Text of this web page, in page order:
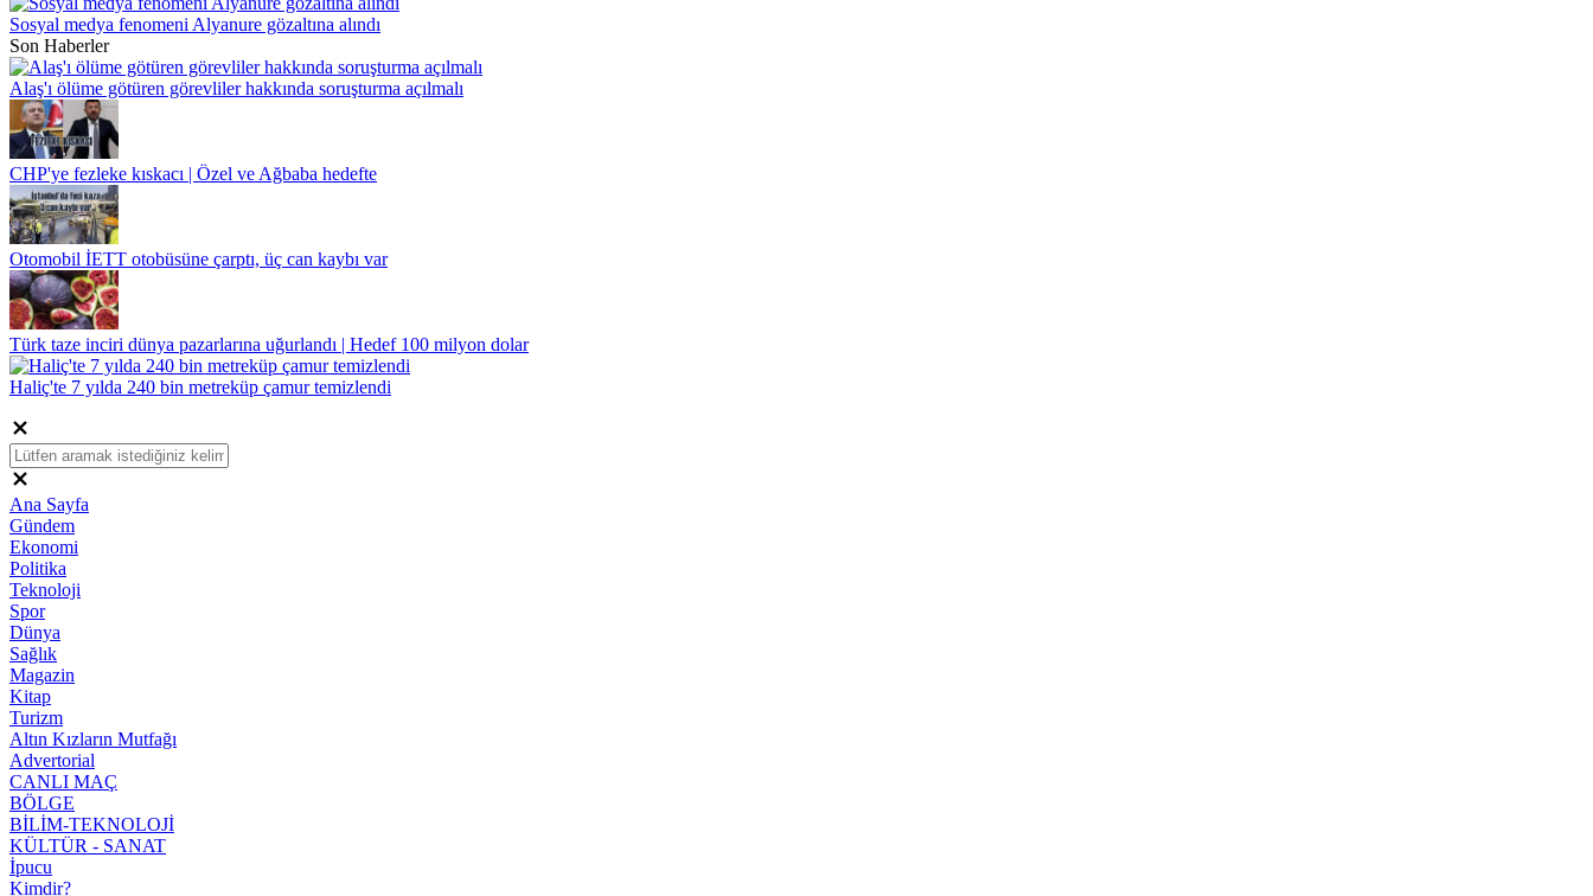
Sosyal medya fenomeni Alyanure gözaltına alındı
Son Haberler
Alaş'ı ölüme götüren görevliler hakkında soruşturma açılmalı
CHP'ye fezleke kıskacı | Özel ve Ağbaba hedefte
Otomobil İETT otobüsüne çarptı, üç can kaybı var
Türk taze inciri dünya pazarlarına uğurlandı | Hedef 100 milyon dolar
Haliç'te 7 yılda 240 bin metreküp çamur temizlendi
Ana Sayfa
Gündem
Ekonomi
Politika
Teknoloji
Spor
Dünya
Sağlık
Magazin
Kitap
Turizm
Altın Kızların Mutfağı
Advertorial
CANLI MAÇ
BÖLGE
BİLİM-TEKNOLOJİ
KÜLTÜR - SANAT
İpucu
Kimdir?